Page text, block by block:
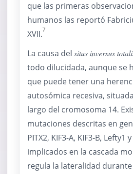
que las primeras
humanos las reportó
XVII.7
La causa del situs inversus
todo dilucidada, aunque se
que puede tener una
autosómica recesiva,
largo del cromosoma 14.
mutaciones descritas en
PITX2, KIF3-A, KIF3-B, Lefty1
implicados en la cascada
regula la lateralidad